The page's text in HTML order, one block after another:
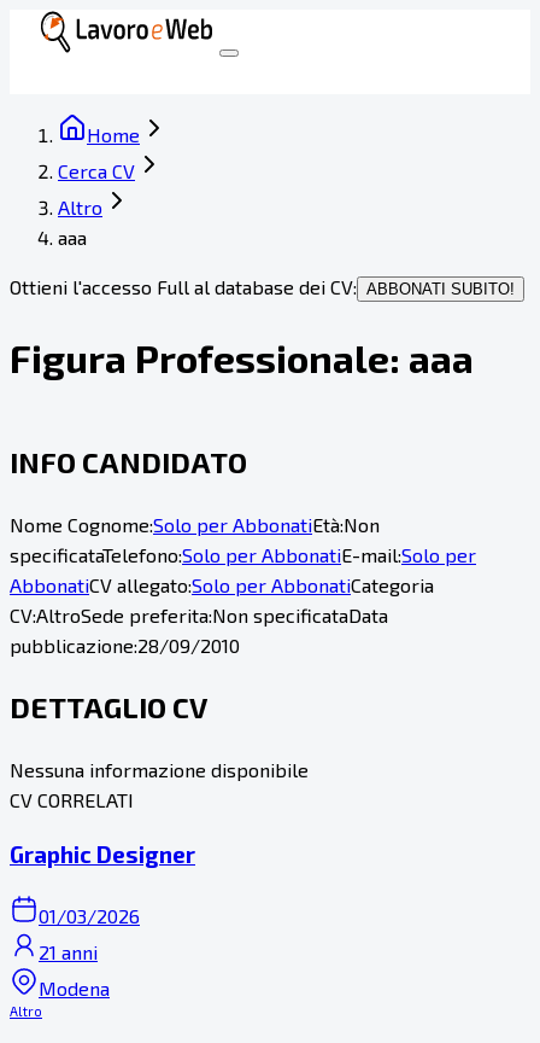
Home
Cerca CV
Altro
aaa
Ottieni l'accesso Full al database dei CV: ABBONATI SUBITO!
Figura Professionale: aaa
INFO CANDIDATO
Nome Cognome:Solo per AbbonatiEtà:Non
specificataTelefono:Solo per AbbonatiE-mail:Solo per
AbbonatiCV allegato:Solo per AbbonatiCategoria
CV:AltroSede preferita:Non specificataData
pubblicazione:28/09/2010
DETTAGLIO CV
Nessuna informazione disponibile
CV CORRELATI
Graphic Designer
01/03/2026
21 anni
Modena
Altro